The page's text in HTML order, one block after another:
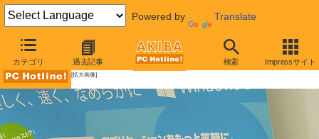
Powered by Translate
カテゴリ 過去記事 検索 Impressサイト
AKIBA PC Hotline!
[拡大画像]